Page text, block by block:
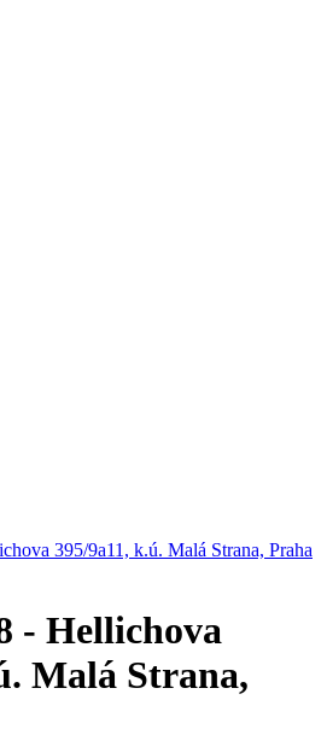
395/9a11, k.ú. Malá Strana, Praha
- Hellichova
Malá Strana,